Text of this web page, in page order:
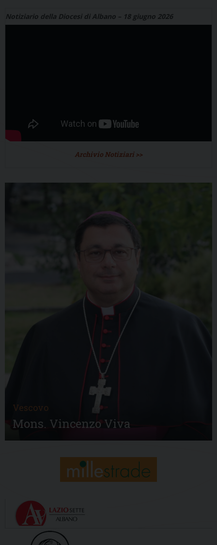
Notiziario della Diocesi di Albano – 18 giugno 2026
Archivio Notiziari >>
Vescovo
Mons. Vincenzo Viva